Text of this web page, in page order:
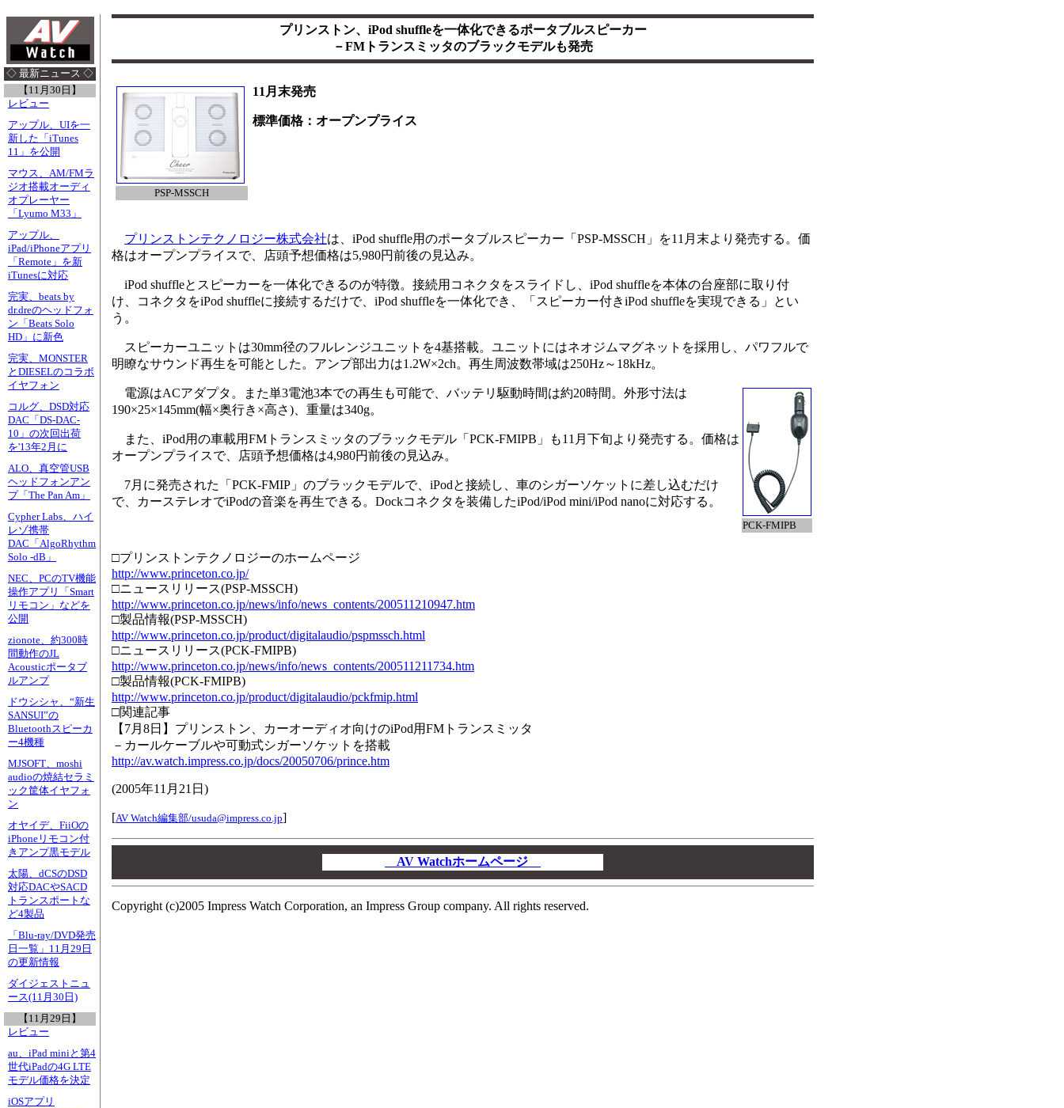
◇ 最新ニュース ◇
【11月30日】
レビュー
アップル、UIを一
新した「iTunes
11」を公開
マウス、AM/FMラ
ジオ搭載オーディ
オプレーヤー
「Lyumo M33」
アップル、
iPad/iPhoneアプリ
「Remote」を新
iTunesに対応
完実、beats by
dr.dreのヘッドフォ
ン「Beats Solo
HD」に新色
完実、MONSTER
とDIESELのコラボ
イヤフォン
コルグ、DSD対応
DAC「DS-DAC-
10」の次回出荷
を'13年2月に
ALO、真空管USB
ヘッドフォンアン
プ「The Pan Am」
Cypher Labs、ハイ
レゾ携帯
DAC「AlgoRhythm
Solo -dB」
NEC、PCのTV機能
操作アプリ「Smart
リモコン」などを
公開
zionote、約300時
間動作のJL
Acousticポータブ
ルアンプ
ドウシシャ、“新生
SANSUI”の
Bluetoothスピーカ
ー4機種
MJSOFT、moshi
audioの焼結セラミ
ック筐体イヤフォ
ン
オヤイデ、FiiOの
iPhoneリモコン付
きアンプ黒モデル
太陽、dCSのDSD
対応DACやSACD
トランスポートな
ど4製品
「Blu-ray/DVD発売
日一覧」11月29日
の更新情報
ダイジェストニュ
ース(11月30日)
【11月29日】
レビュー
au、iPad miniと第4
世代iPadの4G LTE
モデル価格を決定
iOSアプリ
プリンストン、iPod shuffleを一体化できるポータブルスピーカー
－FMトランスミッタのブラックモデルも発売
PSP-MSSCH
11月末発売
標準価格：オープンプライス
プリンストンテクノロジー株式会社は、iPod shuffle用のポータブルスピーカー「PSP-MSSCH」を11月末より発売する。価
格はオープンプライスで、店頭予想価格は5,980円前後の見込み。
iPod shuffleとスピーカーを一体化できるのが特徴。接続用コネクタをスライドし、iPod shuffleを本体の台座部に取り付
け、コネクタをiPod shuffleに接続するだけで、iPod shuffleを一体化でき、「スピーカー付きiPod shuffleを実現できる」とい
う。
スピーカーユニットは30mm径のフルレンジユニットを4基搭載。ユニットにはネオジムマグネットを採用し、パワフルで
明瞭なサウンド再生を可能とした。アンプ部出力は1.2W×2ch。再生周波数帯域は250Hz～18kHz。
PCK-FMIPB
電源はACアダプタ。また単3電池3本での再生も可能で、バッテリ駆動時間は約20時間。外形寸法は
190×25×145mm(幅×奥行き×高さ)、重量は340g。
また、iPod用の車載用FMトランスミッタのブラックモデル「PCK-FMIPB」も11月下旬より発売する。価格は
オープンプライスで、店頭予想価格は4,980円前後の見込み。
7月に発売された「PCK-FMIP」のブラックモデルで、iPodと接続し、車のシガーソケットに差し込むだけ
で、カーステレオでiPodの音楽を再生できる。Dockコネクタを装備したiPod/iPod mini/iPod nanoに対応する。
□プリンストンテクノロジーのホームページ
http://www.princeton.co.jp/
□ニュースリリース(PSP-MSSCH)
http://www.princeton.co.jp/news/info/news_contents/200511210947.htm
□製品情報(PSP-MSSCH)
http://www.princeton.co.jp/product/digitalaudio/pspmssch.html
□ニュースリリース(PCK-FMIPB)
http://www.princeton.co.jp/news/info/news_contents/200511211734.htm
□製品情報(PCK-FMIPB)
http://www.princeton.co.jp/product/digitalaudio/pckfmip.html
□関連記事
【7月8日】プリンストン、カーオーディオ向けのiPod用FMトランスミッタ
－カールケーブルや可動式シガーソケットを搭載
http://av.watch.impress.co.jp/docs/20050706/prince.htm
(2005年11月21日 )
[AV Watch編集部/usuda@impress.co.jp]
AV Watchホームページ
Copyright (c)2005 Impress Watch Corporation, an Impress Group company. All rights reserved.